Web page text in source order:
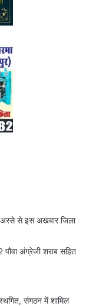
अरसे से इस अखबार जिला
पौवा अंग्रेजी शराब सहित
स्थगित, संगठन में शामिल